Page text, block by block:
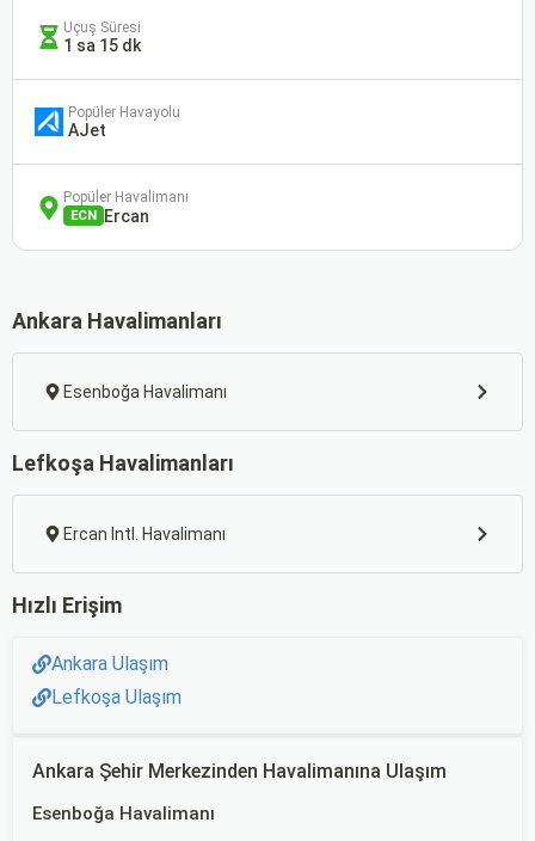
Uçuş Süresi
1 sa 15 dk
Popüler Havayolu
AJet
Popüler Havalimanı
ECN Ercan
Ankara Havalimanları
Esenboğa Havalimanı
Lefkoşa Havalimanları
Ercan Intl. Havalimanı
Hızlı Erişim
Ankara Ulaşım
Lefkoşa Ulaşım
Ankara Şehir Merkezinden Havalimanına Ulaşım
Esenboğa Havalimanı